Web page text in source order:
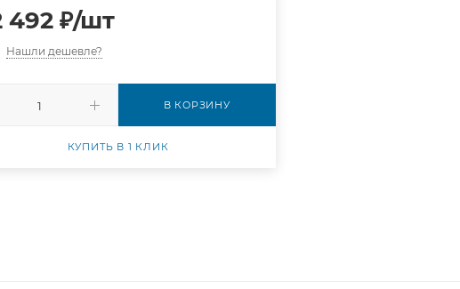
492 ₽/шт
Нашли дешевле?
В КОРЗИНУ
КУПИТЬ В 1 КЛИК